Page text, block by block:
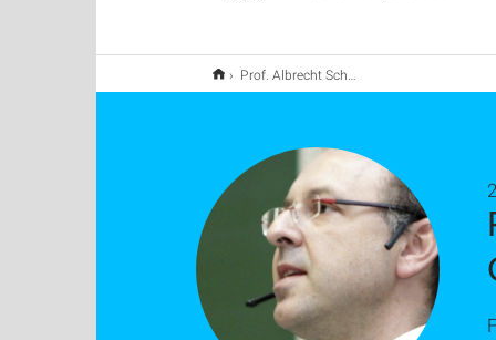
Prof. Albrecht Schmidt erhält ERC Consolidator Grant